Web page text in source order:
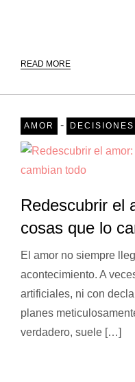
READ MORE
AMOR - DECISIONES
Redescubrir el
cosas que lo
El amor no siempre
acontecimiento. A
artificiales, ni con
planes
verdadero, suele […]